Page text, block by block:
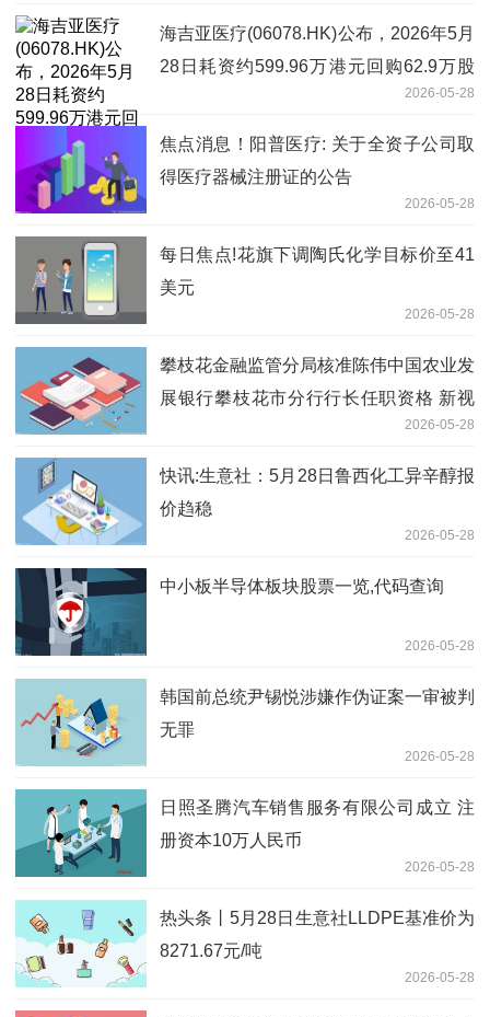
海吉亚医疗(06078.HK)公布，2026年5月
28日耗资约599.96万港元回购62.9万股
2026-05-28
焦点消息！阳普医疗: 关于全资子公司取
得医疗器械注册证的公告
2026-05-28
每日焦点!花旗下调陶氏化学目标价至41
美元
2026-05-28
攀枝花金融监管分局核准陈伟中国农业发
展银行攀枝花市分行行长任职资格 新视
2026-05-28
快讯:生意社：5月28日鲁西化工异辛醇报
价趋稳
2026-05-28
中小板半导体板块股票一览,代码查询
2026-05-28
韩国前总统尹锡悦涉嫌作伪证案一审被判
无罪
2026-05-28
日照圣腾汽车销售服务有限公司成立 注
册资本10万人民币
2026-05-28
热头条丨5月28日生意社LLDPE基准价为
8271.67元/吨
2026-05-28